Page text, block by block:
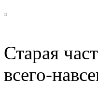
Старая
всего-